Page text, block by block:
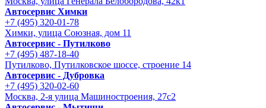
Автосервис Химки
+7 (495) 320-01-78
Химки, улица Союзная, дом 11
Автосервис - Путилково
+7 (495) 487-18-40
Путилково, Путилковское шоссе, строение 14
Автосервис - Дубровка
+7 (495) 320-02-60
Москва, 2-я улица Машиностроения, 27с2